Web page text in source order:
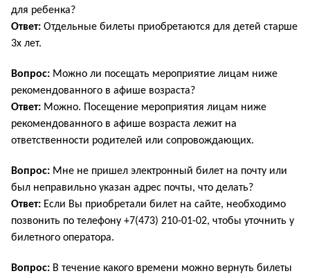
для ребенка?
Ответ: Отдельные билеты приобретаются для детей старше
3х лет.
Вопрос: Можно ли посещать мероприятие лицам ниже
рекомендованного в афише возраста?
Ответ: Можно. Посещение мероприятия лицам ниже
рекомендованного в афише возраста лежит на
ответственности родителей или сопровождающих.
Вопрос: Мне не пришел электронный билет на почту или
был неправильно указан адрес почты, что делать?
Ответ: Если Вы приобретали билет на сайте, необходимо
позвонить по телефону +7(473) 210-01-02, чтобы уточнить у
билетного оператора.
Вопрос: В течение какого времени можно вернуть билеты